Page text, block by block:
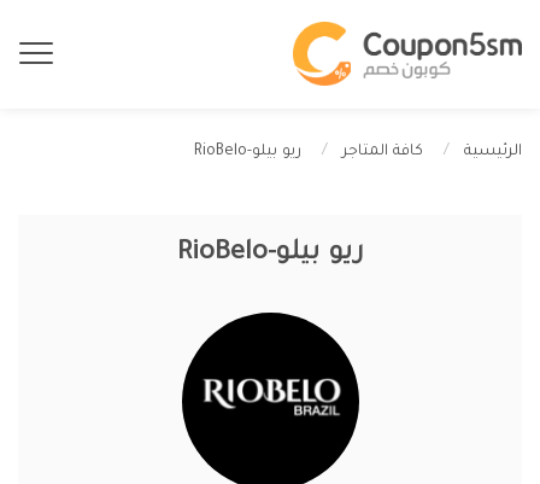
الرئيسية كافة المتاجر ريو بيلو-RioBelo
ريو بيلو-RioBelo